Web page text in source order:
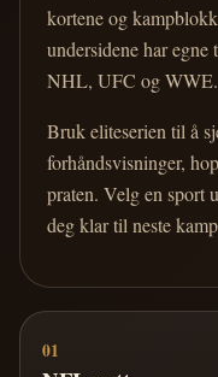
kortene og
undersidene har
NHL, UFC og WWE.
Bruk eliteserien til å
forhåndsvisninger,
praten. Velg en sport
deg klar til neste
01